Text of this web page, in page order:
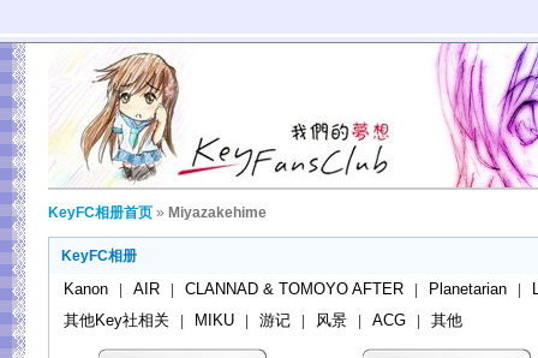
KeyFC相册首页 » Miyazakehime
KeyFC相册
Kanon AIR CLANNAD & TOMOYO AFTER Planetarian
其他Key社相关
MIKU 游记 风景 ACG 其他